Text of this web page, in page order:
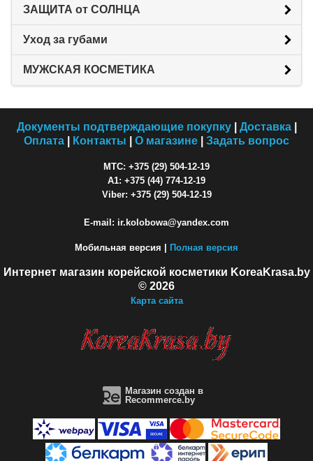
ЗАЩИТА от СОЛНЦА
Уход за губами
МУЖСКАЯ КОСМЕТИКА
Документы подтверждающие покупку| Доставка|
Оплата
Контакты О магазине Задать вопрос
МТС: +375 (29) 504-12-19
A1: +375 (44) 774-12-19
Viber: +375 (29) 504-12-19
E-mail: ir.kolobowa@yandex.com
Мобильная версия | Полная версия
Интернет магазин корейской косметики KoreaKrasa.by
© 2026
Карта сайта
Магазин создан в
Recommerce.by